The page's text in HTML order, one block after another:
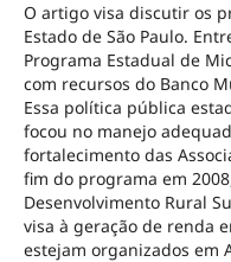
O artigo visa discutir os
Estado de São Paulo.
Programa Estadual de
com recursos do Banco
Essa política pública
focou no manejo
fortalecimento das
fim do programa em
Desenvolvimento Rural
visa à geração de renda
estejam organizados em